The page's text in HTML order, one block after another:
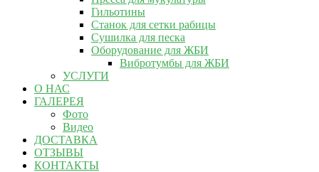
Гильотины
Станок для сетки рабицы
Сушилка для песка
Оборудование для ЖБИ
Вибротумбы для ЖБИ
УСЛУГИ
О НАС
ГАЛЕРЕЯ
Фото
Видео
ДОСТАВКА
ОТЗЫВЫ
КОНТАКТЫ